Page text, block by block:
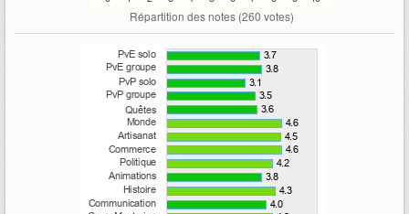
Répartition des notes (260 votes)